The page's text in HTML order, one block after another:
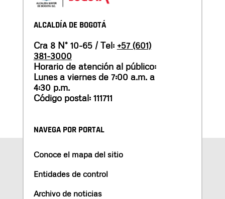
ALCALDÍA DE BOGOTÁ
Cra 8 N° 10-65 / Tel: +57 (601)
381-3000
Horario de atención al público:
Lunes a viernes de 7:00 a.m. a
4:30 p.m.
Código postal: 111711
NAVEGA POR PORTAL
Conoce el mapa del sitio
Entidades de control
Archivo de noticias